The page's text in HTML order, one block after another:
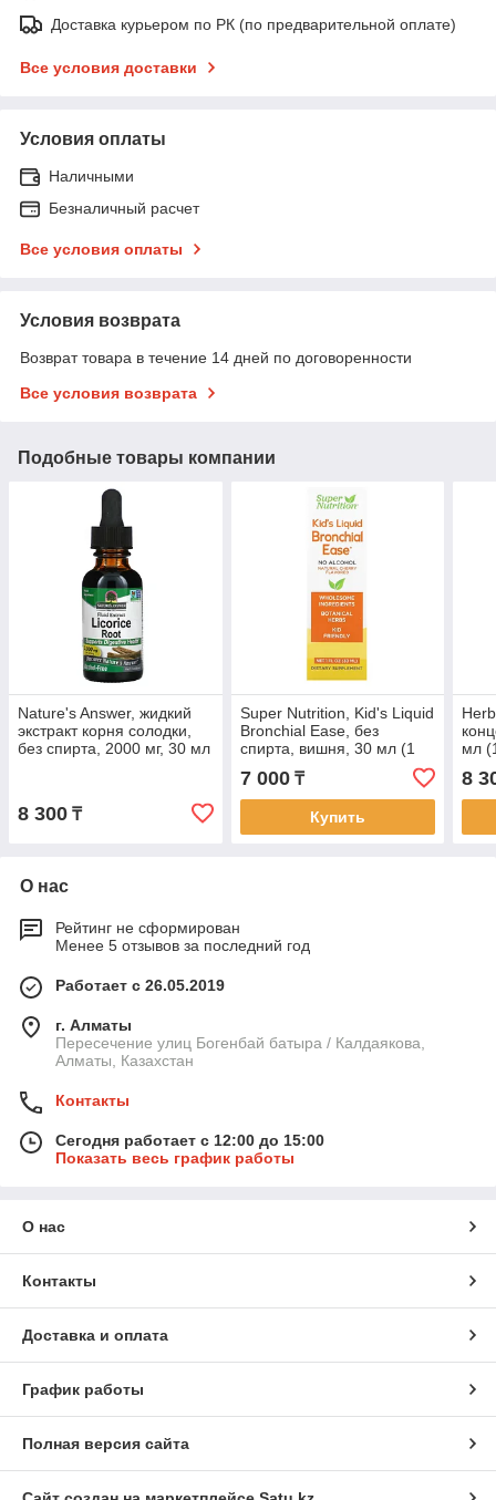
Доставка курьером по РК (по предварительной оплате)
Все условия доставки
Условия оплаты
Наличными
Безналичный расчет
Все условия оплаты
Условия возврата
Возврат товара в течение 14 дней по договоренности
Все условия возврата
Подобные товары компании
Nature's Answer, жидкий
экстракт корня солодки,
без спирта, 2000 мг, 30 мл
8 300 ₸
Super Nutrition, Kid's Liquid
Bronchial Ease, без
спирта, вишня, 30 мл (1
жидк. унция)
7 000₸
Купить
мл
8
О нас
Рейтинг не сформирован
Менее 5 отзывов за последний год
Работает с 26.05.2019
г. Алматы
Пересечение улиц Богенбай батыра / Калдаякова,
Алматы, Казахстан
Контакты
Сегодня работает с 12:00 до 15:00
Показать весь график работы
О нас
Контакты
Доставка и оплата
График работы
Полная версия сайта